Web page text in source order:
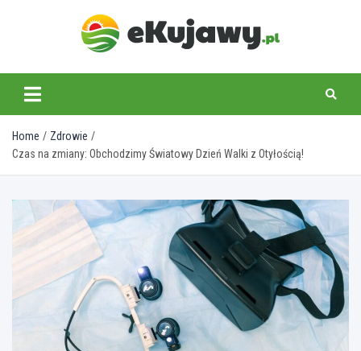
ekujawy.pl
Home
Zdrowie
Czas na zmiany: Obchodzimy Światowy Dzień Walki z Otyłością!